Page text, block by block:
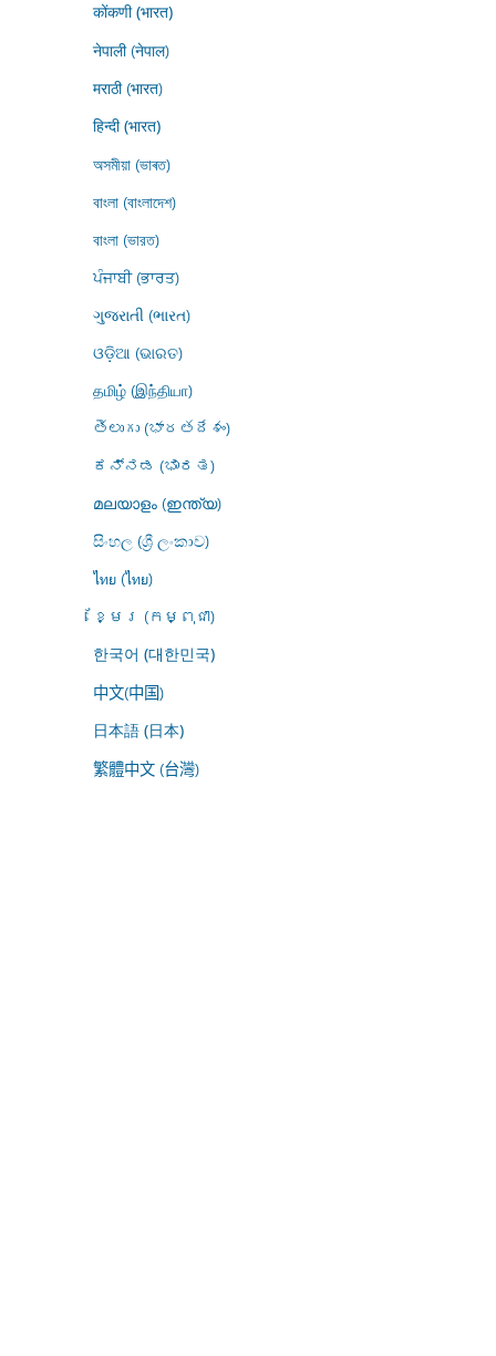
कोंकणी (भारत)
नेपाली (नेपाल)
मराठी (भारत)
हिन्दी (भारत)
অসমীয়া (ভাৰত)
বাংলা (বাংলাদেশ)
বাংলা (ভারত)
ਪੰਜਾਬੀ (ਭਾਰਤ)
ગુજરાતી (ભારત)
ଓଡ଼ିଆ (ଭାରତ)
தமிழ் (இந்தியா)
తెలుగు (భారతదేశం)
ಕನ್ನಡ (ಭಾರತ)
മലയാളം (ഇന്ത്യ)
සිංහල (ශ්‍රී ලංකාව)
ไทย (ไทย)
ខ្មែរ (កម្ពុជា)
한국어 (대한민국)
中文(中国)
日本語 (日本)
繁體中文 (台灣)